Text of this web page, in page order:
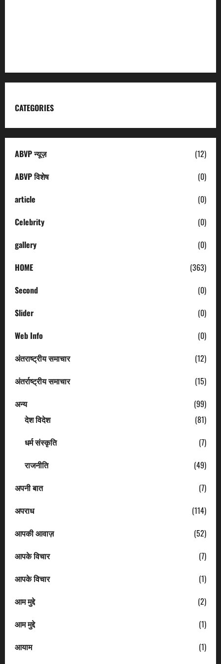
CATEGORIES
ABVP न्यूज़
(12)
ABVP विशेष
(0)
article
(0)
Celebrity
(0)
gallery
(0)
HOME
(363)
Second
(0)
Slider
(0)
Web Info
(0)
अंतराष्ट्रीय समाचार
(12)
अंतर्राष्ट्रीय समाचार
(15)
अन्य
(99)
देश विदेश
(81)
धर्म संस्कृति
(7)
राजनीति
(49)
अपनी बात
(7)
अपराध
(114)
आपकी आवाज़
(52)
आपके विचार
(7)
आपके विचार
(1)
आम मुद्दे
(2)
आम मुद्दे
(1)
आयाम
(1)